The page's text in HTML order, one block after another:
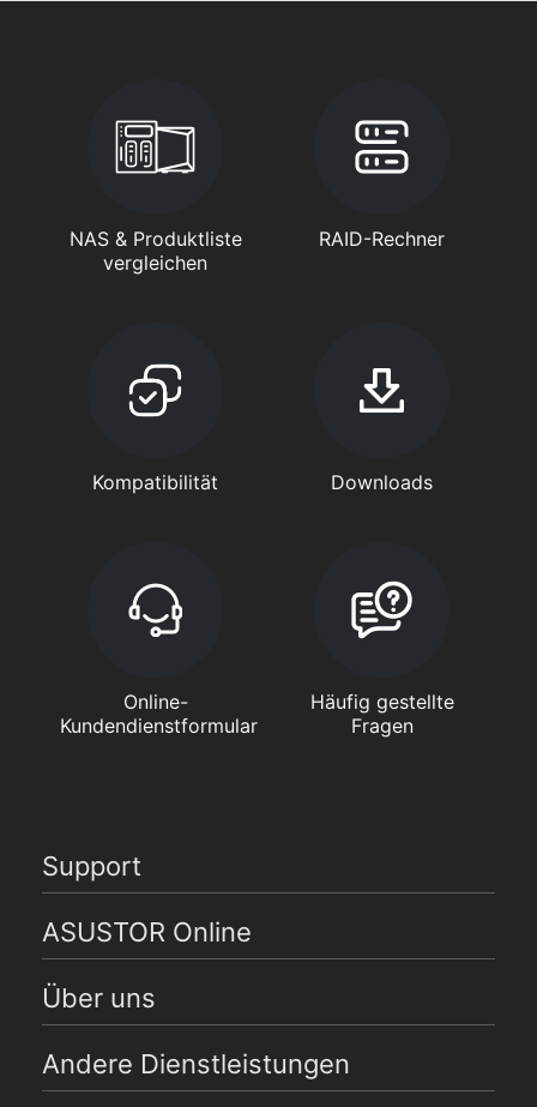
NAS & Produktliste
vergleichen
RAID-Rechner
Kompatibilität Downloads
Online-
Kundendienstformular
Häufig gestellte
Fragen
Support
ASUSTOR Online
Über uns
Andere Dienstleistungen